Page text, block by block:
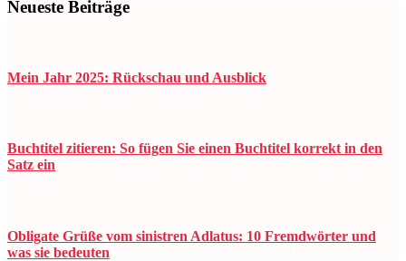
Neueste Beiträge
Mein Jahr 2025: Rückschau und Ausblick
Buchtitel zitieren: So fügen Sie einen Buchtitel korrekt in den
Satz ein
Obligate Grüße vom sinistren Adlatus: 10 Fremdwörter und
was sie bedeuten